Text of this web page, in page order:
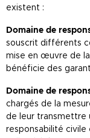
existent :
Domaine de
souscrit différents
mise en œuvre de
bénéficie des
Domaine de
chargés de la
de leur transmettre
responsabilité civile